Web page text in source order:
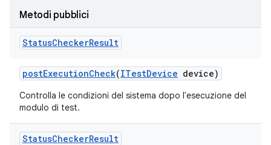
Metodi pubblici
StatusCheckerResult
postExecutionCheck(ITestDevice device)
Controlla le condizioni del sistema dopo l'esecuzione del
modulo di test.
StatusCheckerResult